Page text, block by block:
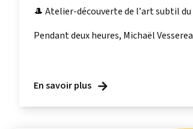
🎩 Atelier-découverte de l’art subtil du
Pendant deux heures, Michaël
En savoir plus